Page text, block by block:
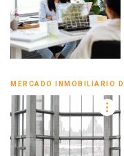
MERCADO INMOBILIARIO